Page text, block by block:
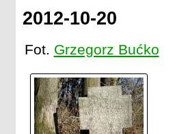
2012-10-20
Fot. Grzegorz Bućko